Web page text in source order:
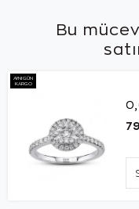
Bu
AYNI GÜN
KARGO